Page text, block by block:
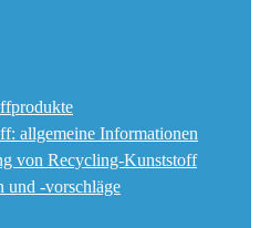
allgemeine Informationen
von Recycling-Kunststoff
und -vorschläge